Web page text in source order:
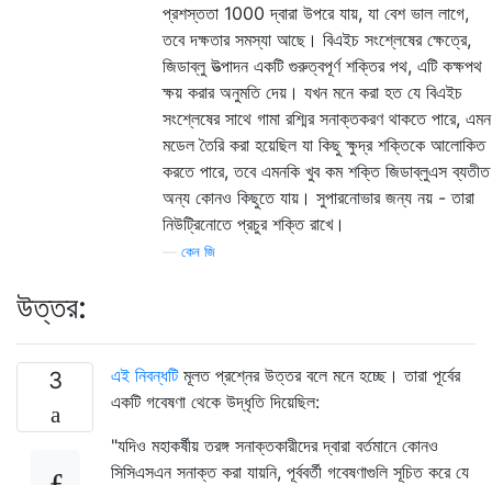
প্রশস্ততা 1000 দ্বারা উপরে যায়, যা বেশ ভাল লাগে,
তবে দক্ষতার সমস্যা আছে। বিএইচ সংশ্লেষের ক্ষেত্রে,
জিডাব্লু উত্পাদন একটি গুরুত্বপূর্ণ শক্তির পথ, এটি কক্ষপথ
ক্ষয় করার অনুমতি দেয়। যখন মনে করা হত যে বিএইচ
সংশ্লেষের সাথে গামা রশ্মির সনাক্তকরণ থাকতে পারে, এমন
মডেল তৈরি করা হয়েছিল যা কিছু ক্ষুদ্র শক্তিকে আলোকিত
করতে পারে, তবে এমনকি খুব কম শক্তি জিডাব্লুএস ব্যতীত
অন্য কোনও কিছুতে যায়। সুপারনোভার জন্য নয় - তারা
নিউট্রিনোতে প্রচুর শক্তি রাখে।
কেন জি
উত্তর:
3 এই নিবন্ধটিমূলত প্রশ্নের উত্তর বলে মনে হচ্ছে। তারা পূর্বের
একটি গবেষণা থেকে উদ্ধৃতি দিয়েছিল:
"যদিও মহাকর্ষীয় তরঙ্গ সনাক্তকারীদের দ্বারা বর্তমানে কোনও
সিসিএসএন সনাক্ত করা যায়নি, পূর্ববর্তী গবেষণাগুলি সূচিত করে যে